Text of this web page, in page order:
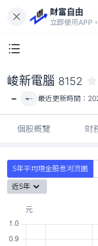
財富自由
立即使用APP
峻新電腦 8152
- - 最近更新時間：
個股概覽 財
5年平均現金股息河流圖
近5年